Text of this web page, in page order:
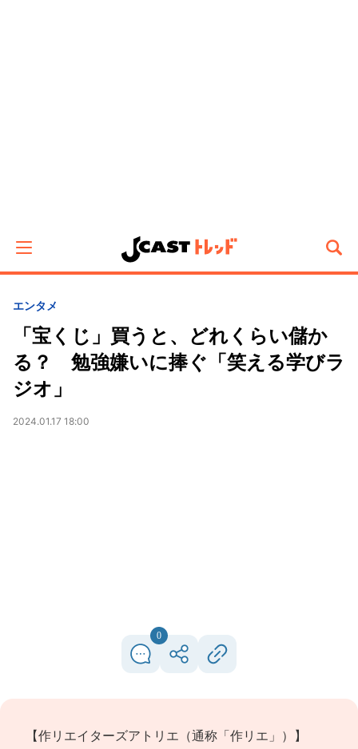
エンタメ
「宝くじ」買うと、どれくらい儲か
る？ 勉強嫌いに捧ぐ「笑える学びラ
ジオ」
2024.01.17 18:00
0
【作リエイターズアトリエ（通称「作リエ」）】